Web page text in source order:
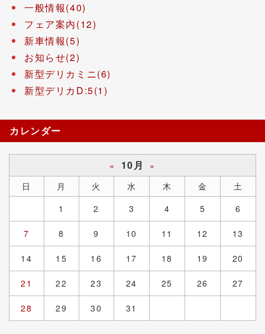
一般情報(40)
フェア案内(12)
新車情報(5)
お知らせ(2)
新型デリカミニ(6)
新型デリカD:5(1)
カレンダー
« 10月
»
日
月 火 水 木 金
土
1
2 3 4 5 6
7 8 9 10 11 12 13
14 15 16 17 18 19 20
21 22 23 24 25 26 27
28 29 30 31